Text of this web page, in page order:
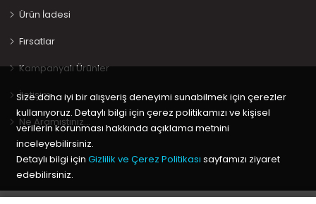
Ürün İadesi
Fırsatlar
Kampanyalı Ürünler
İletişim
Ne Aramıştınız…
Size daha iyi bir alışveriş deneyimi sunabilmek için çerezler
kullanıyoruz. Detaylı bilgi için çerez politikamızı ve kişisel
verilerin korunması hakkında açıklama metnini
inceleyebilirsiniz.
Detaylı bilgi için Gizlilik ve Çerez Politikası sayfamızı ziyaret
edebilirsiniz.